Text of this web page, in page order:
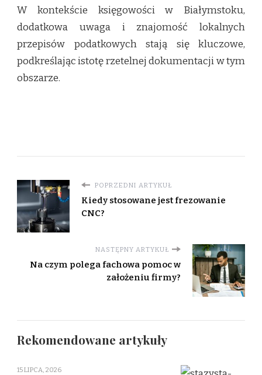
W kontekście księgowości w Białymstoku,
dodatkowa uwaga i znajomość lokalnych
przepisów podatkowych stają się kluczowe,
podkreślając istotę rzetelnej dokumentacji w tym
obszarze.
POPRZEDNI ARTYKUŁ
Kiedy stosowane jest frezowanie
CNC?
NASTĘPNY ARTYKUŁ
Na czym polega fachowa pomoc w
założeniu firmy?
Rekomendowane artykuły
15 LIPCA, 2026